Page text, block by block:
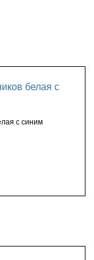
с синим